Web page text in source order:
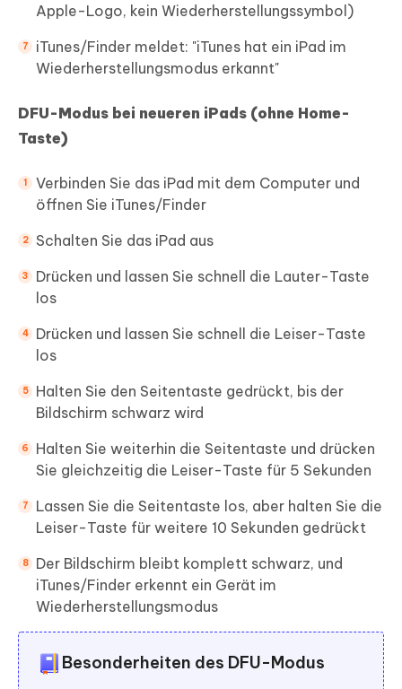
Apple-Logo, kein Wiederherstellungssymbol)
iTunes/Finder meldet: "iTunes hat ein iPad im
Wiederherstellungsmodus erkannt"
DFU-Modus bei neueren iPads (ohne Home-
Taste)
Verbinden Sie das iPad mit dem Computer und
öffnen Sie iTunes/Finder
Schalten Sie das iPad aus
Drücken und lassen Sie schnell die Lauter-Taste
los
Drücken und lassen Sie schnell die Leiser-Taste
los
Halten Sie den Seitentaste gedrückt, bis der
Bildschirm schwarz wird
Halten Sie weiterhin die Seitentaste und drücken
Sie gleichzeitig die Leiser-Taste für 5 Sekunden
Lassen Sie die Seitentaste los, aber halten Sie die
Leiser-Taste für weitere 10 Sekunden gedrückt
Der Bildschirm bleibt komplett schwarz, und
iTunes/Finder erkennt ein Gerät im
Wiederherstellungsmodus
Besonderheiten des DFU-Modus